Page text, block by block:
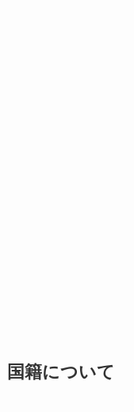
国籍について